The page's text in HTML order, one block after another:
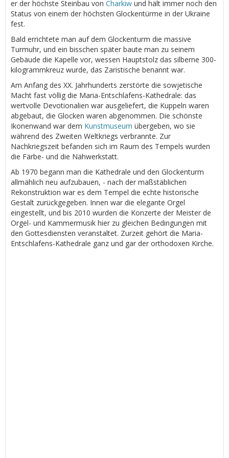
er der höchste Steinbau von Charkiw und hält immer noch den
Status von einem der höchsten Glockentürme in der Ukraine
fest.
Bald errichtete man auf dem Glockenturm die massive
Turmuhr, und ein bisschen später baute man zu seinem
Gebäude die Kapelle vor, wessen Hauptstolz das silberne 300-
kilogrammkreuz wurde, das Zaristische benannt war.
Am Anfang des XX. Jahrhunderts zerstörte die sowjetische
Macht fast völlig die Maria-Entschlafens-Kathedrale: das
wertvolle Devotionalien war ausgeliefert, die Kuppeln waren
abgebaut, die Glocken waren abgenommen. Die schönste
Ikonenwand war dem Kunstmuseum übergeben, wo sie
während des Zweiten Weltkriegs verbrannte. Zur
Nachkriegszeit befanden sich im Raum des Tempels wurden
die Färbe- und die Nähwerkstatt.
Ab 1970 begann man die Kathedrale und den Glockenturm
allmählich neu aufzubauen, - nach der maßstäblichen
Rekonstruktion war es dem Tempel die echte historische
Gestalt zurückgegeben. Innen war die elegante Orgel
eingestellt, und bis 2010 wurden die Konzerte der Meister de
Orgel- und Kammermusik hier zu gleichen Bedingungen mit
den Gottesdiensten veranstaltet. Zurzeit gehört die Maria-
Entschlafens-Kathedrale ganz und gar der orthodoxen Kirche.